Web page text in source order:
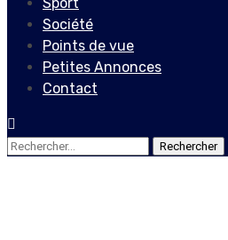
Société
Points de vue
Petites Annonces
Contact
Rechercher :